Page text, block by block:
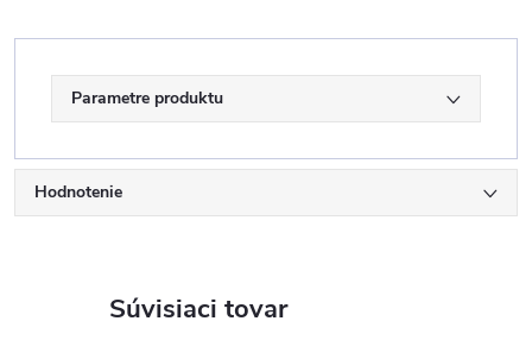
Parametre produktu
Hodnotenie
Súvisiaci tovar